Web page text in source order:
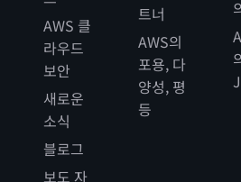
AWS 클
라우드
보안
새로운
소식
블로그
보도 자
트너
AWS의
포용, 다
양성, 평
등